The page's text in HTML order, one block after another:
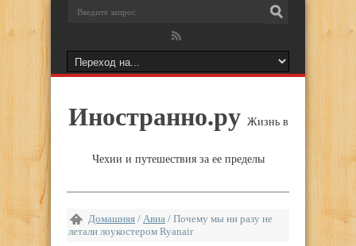
Иностранно.ру Жизнь в
Чехии и путешествия за ее пределы
Домашняя / Авиа / Почему мы ни разу не
летали лоукостером Ryanair